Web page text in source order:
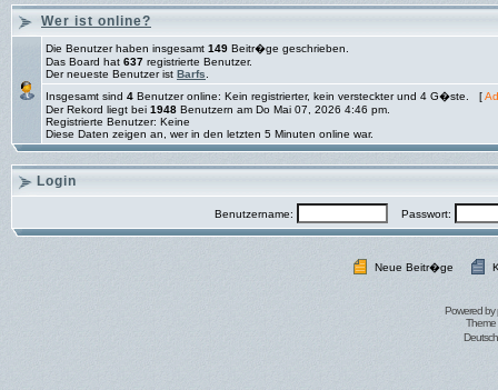
Wer ist online?
Die Benutzer haben insgesamt 149 Beitr�ge geschrieben.
Das Board hat 637 registrierte Benutzer.
Der neueste Benutzer ist Barfs
Insgesamt sind 4 Benutzer online: Kein registrierter, kein versteckter und 4 G�ste. [
Der Rekord liegt bei 1948 Benutzern am Do Mai 07, 2026 4:46 pm.
Registrierte Benutzer: Keine
Diese Daten zeigen an, wer in den letzten 5 Minuten online war.
Login
Benutzername: Passwort:
Neue Beitr�ge
Powered by
Theme